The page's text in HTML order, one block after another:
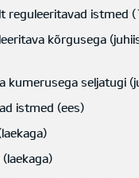
reguleeritavad istmed
kõrgusega
kumerusega seljatugi
istmed (ees)